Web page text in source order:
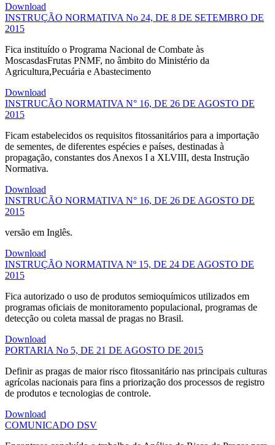
Download
INSTRUÇÃO NORMATIVA No 24, DE 8 DE SETEMBRO DE
2015
Fica instituído o Programa Nacional de Combate às
MoscasdasFrutas PNMF, no âmbito do Ministério da
Agricultura,Pecuária e Abastecimento
Download
INSTRUCÃO NORMATIVA N° 16, DE 26 DE AGOSTO DE
2015
Ficam estabelecidos os requisitos fitossanitários para a importação
de sementes, de diferentes espécies e países, destinadas à
propagação, constantes dos Anexos I a XLVIII, desta Instrução
Normativa.
Download
INSTRUCÃO NORMATIVA N° 16, DE 26 DE AGOSTO DE
2015
versão em Inglês.
Download
INSTRUÇÃO NORMATIVA Nº 15, DE 24 DE AGOSTO DE
2015
Fica autorizado o uso de produtos semioquímicos utilizados em
programas oficiais de monitoramento populacional, programas de
detecção ou coleta massal de pragas no Brasil.
Download
PORTARIA No 5, DE 21 DE AGOSTO DE 2015
Definir as pragas de maior risco fitossanitário nas principais culturas
agrícolas nacionais para fins a priorização dos processos de registro
de produtos e tecnologias de controle.
Download
COMUNICADO DSV